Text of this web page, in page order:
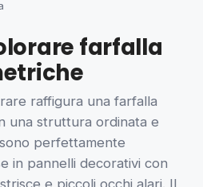
farfalla
raffigura una farfalla
una struttura ordinata e
perfettamente
in pannelli decorativi con